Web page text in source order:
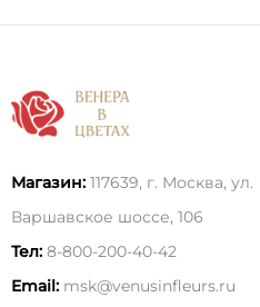
Магазин: 117639, г. Москва, ул.
Варшавское шоссе, 106
Тел: 8-800-200-40-42
Email: msk@venusinfleurs.ru